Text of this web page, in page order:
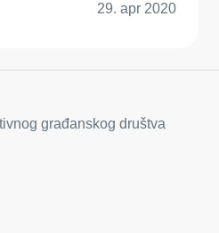
29. apr 2020
građanskog društva